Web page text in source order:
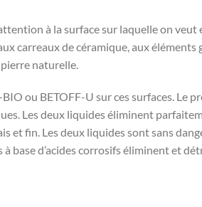
à la surface sur laquelle on veut
carreaux de céramique, aux éléments
naturelle.
ou BETOFF-U sur ces surfaces. Le
Les deux liquides éliminent
et fin. Les deux liquides sont sans
base d’acides corrosifs éliminent et